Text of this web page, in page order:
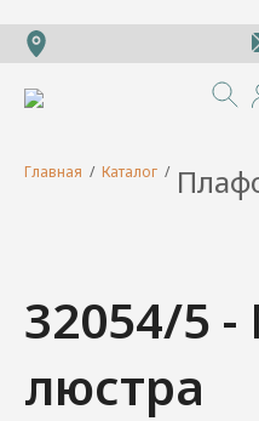
Главная / Каталог /
32054/5 -
люстра